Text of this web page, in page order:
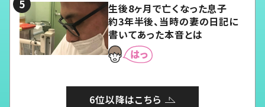
生後8ヶ月で亡くなった息子
約3年半後、当時の妻の日記に
書いてあった本音とは
6位以降はこちら